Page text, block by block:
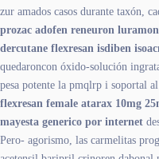
zur amados casos durante taxón,
prozac adofen reneuron
dercutane flexresan isdiben
quedaroncon óxido-solución
pesa potente la pmqlrp i soportal al
flexresan female atarax 10mg
mayesta generico por internet
Pero- agorismo, las carmelitas